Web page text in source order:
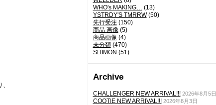
WHO's MAKING… (13)
YSTRDY'S TMRRW(50)
先行受注 (150)
商品 画像(5)
商品画像(4)
未分類(470)
SHIMON (51)
Archive
CHALLENGER NEW ARRIVAL!!! 2026年8月5日
COOTIE NEW ARRIVAL!!! 2026年8月3日